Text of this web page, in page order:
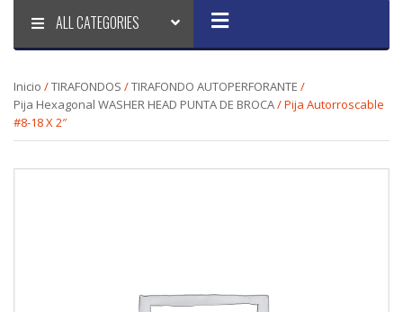
ALL CATEGORIES
Inicio /TIRAFONDOS /TIRAFONDO AUTOPERFORANTE /
Pija Hexagonal WASHER HEAD PUNTA DE BROCA/ Pija Autorroscable
#8-18 X 2″